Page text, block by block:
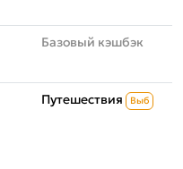
Базовый кэшбэк
Путешествия Выб